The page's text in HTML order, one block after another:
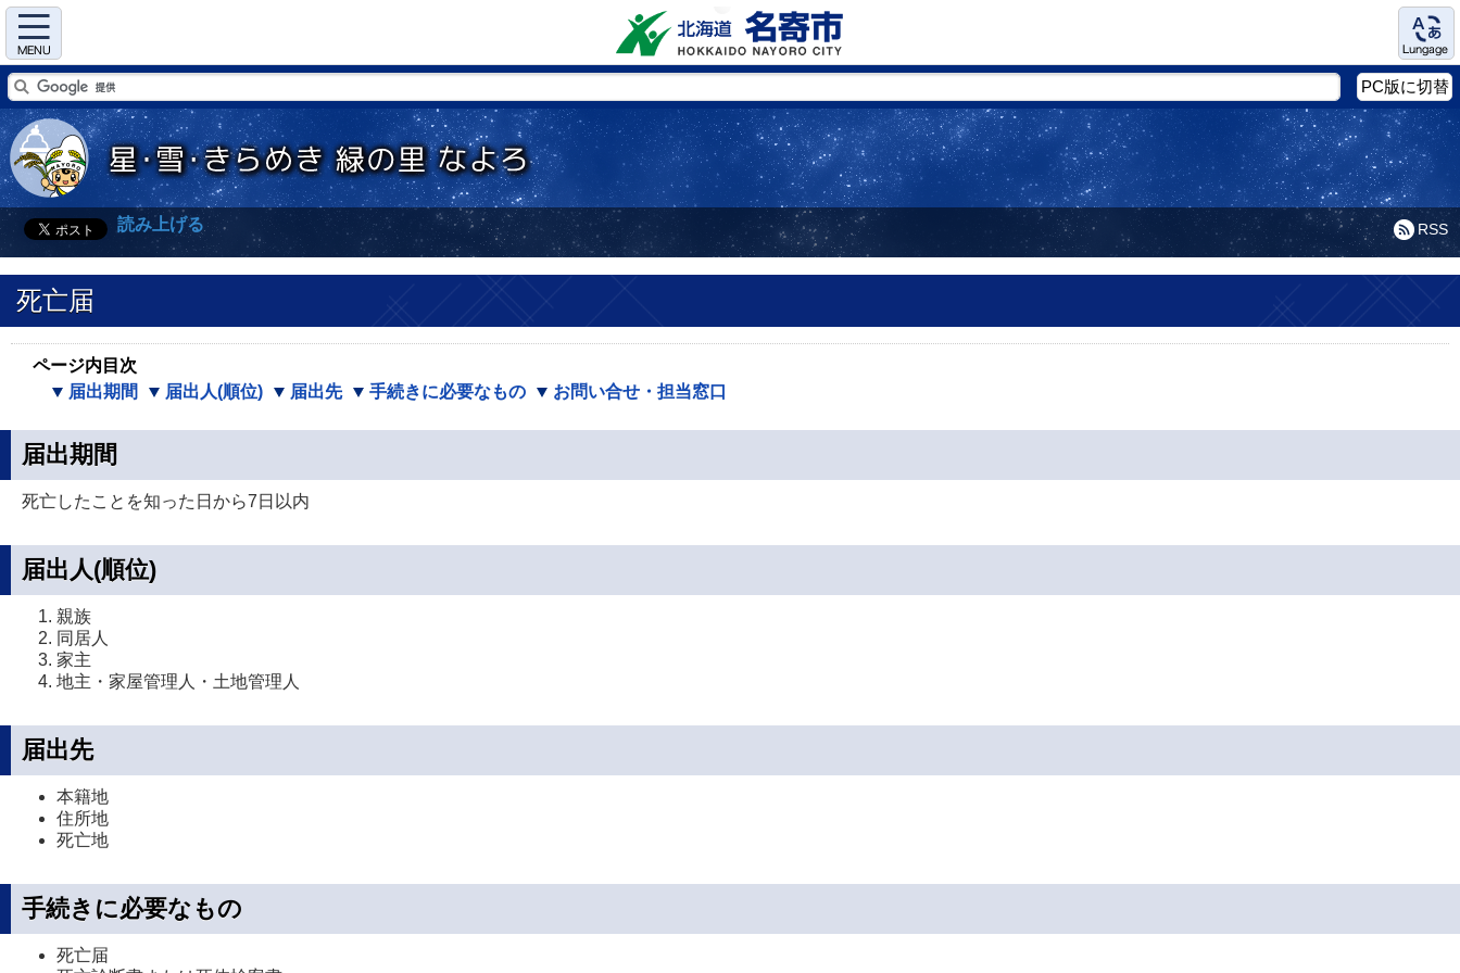
Menu Language
PC版に切替
RSS
読み上げる
死亡届
ページ内目次
届出期間
届出人(順位) 届出先 手続きに必要なもの お問い合せ・担当窓口
届出期間
死亡したことを知った日から7日以内
届出人(順位)
親族
同居人
家主
地主・家屋管理人・土地管理人
届出先
本籍地
住所地
死亡地
手続きに必要なもの
死亡届